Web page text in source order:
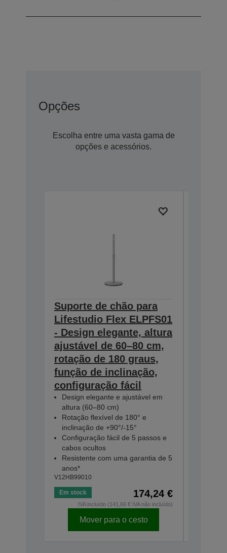
Opções
Escolha entre uma vasta gama de
opções e acessórios.
Suporte de chão para
Lifestudio Flex ELPFS01
- Design elegante, altura
ajustável de 60–80 cm,
rotação de 180 graus,
função de inclinação,
configuração fácil
Design elegante e ajustável em
altura (60–80 cm)
Rotação flexível de 180° e
inclinação de +90°/-15°
Configuração fácil de 5 passos e
cabos ocultos
Resistente com uma garantia de 5
anos*
V12HB99010
Em stock 174,24 €
IVA incluído (141,66 € IVA não incluído)
Mover para o cesto